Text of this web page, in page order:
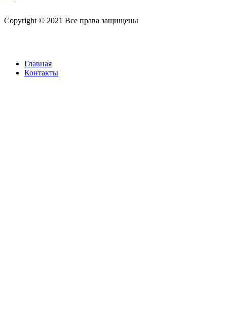
Copyright © 2021 Все права защищены
Главная
Контакты